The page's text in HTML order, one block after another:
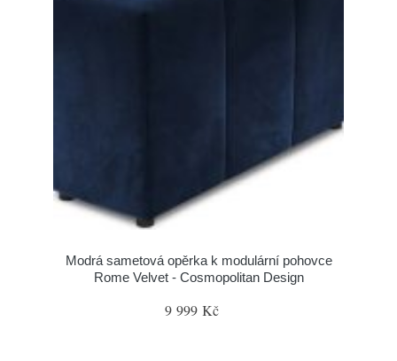
Modrá sametová opěrka k modulární pohovce
Rome Velvet - Cosmopolitan Design
9 999 Kč